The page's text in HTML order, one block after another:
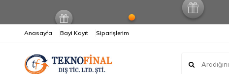
Anasayfa Bayi Kayıt Siparişlerim